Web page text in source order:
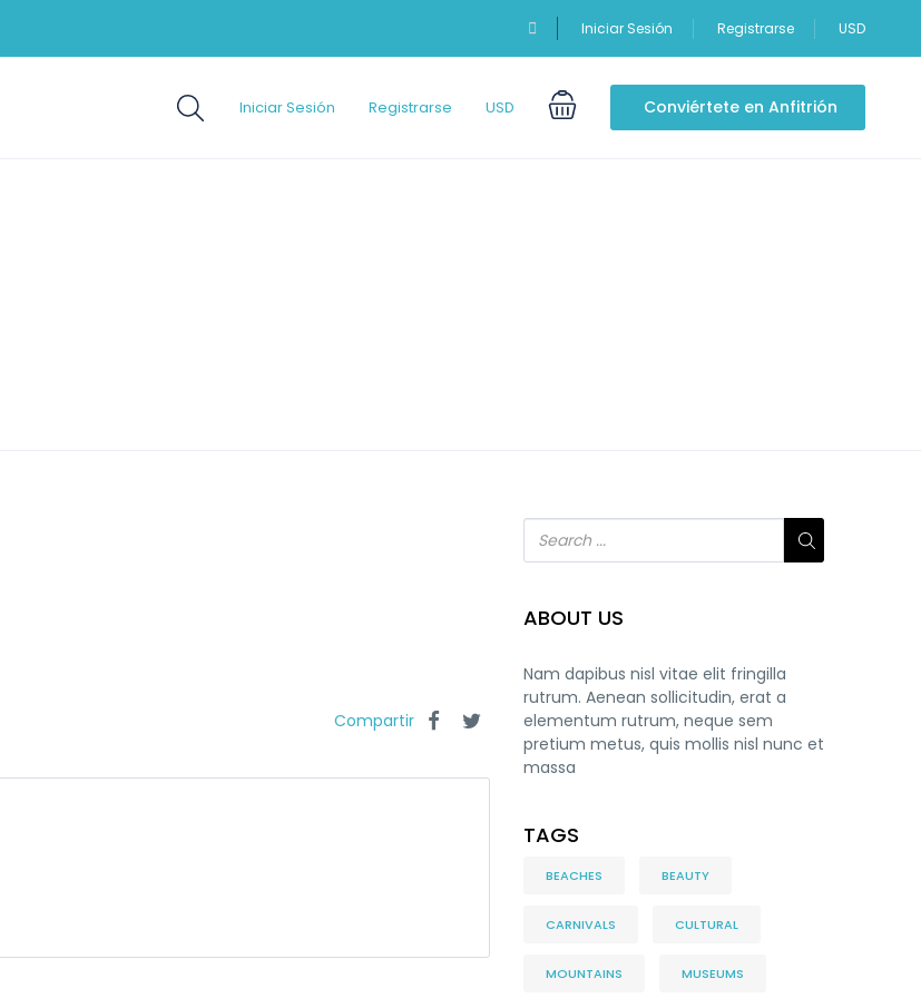
Iniciar Sesión Registrarse USD
Iniciar Sesión Registrarse USD Conviértete en Anfitrión
Compartir
ABOUT US
Nam dapibus nisl vitae elit fringilla
rutrum. Aenean sollicitudin, erat a
elementum rutrum, neque sem
pretium metus, quis mollis nisl nunc et
massa
TAGS
BEACHES BEAUTY
CARNIVALS CULTURAL
MOUNTAINS MUSEUMS